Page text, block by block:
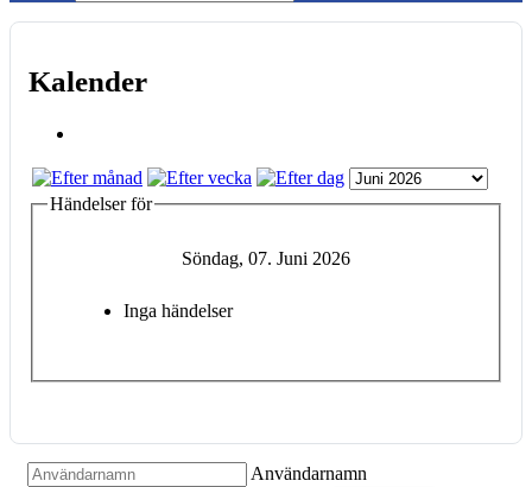
Kalender
Händelser för
Söndag, 07. Juni 2026
Inga händelser
Användarnamn